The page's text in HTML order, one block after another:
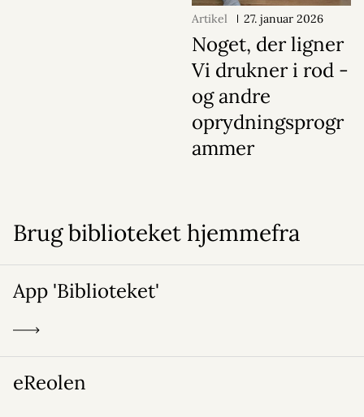
Artikel 27. januar 2026
Noget, der ligner
Vi drukner i rod -
og andre
oprydningsprogr
ammer
Brug biblioteket hjemmefra
App 'Biblioteket'
eReolen